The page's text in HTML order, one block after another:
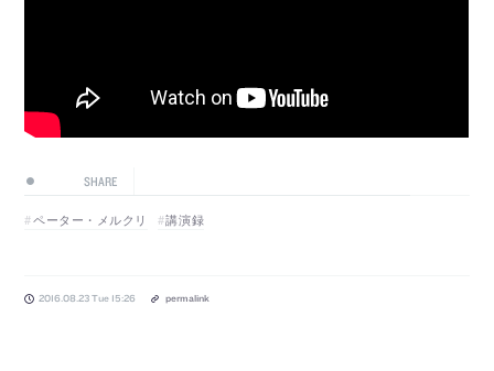
SHARE
ペーター・メルクリ 講演録
2016.08.23 Tue 15:26 permalink